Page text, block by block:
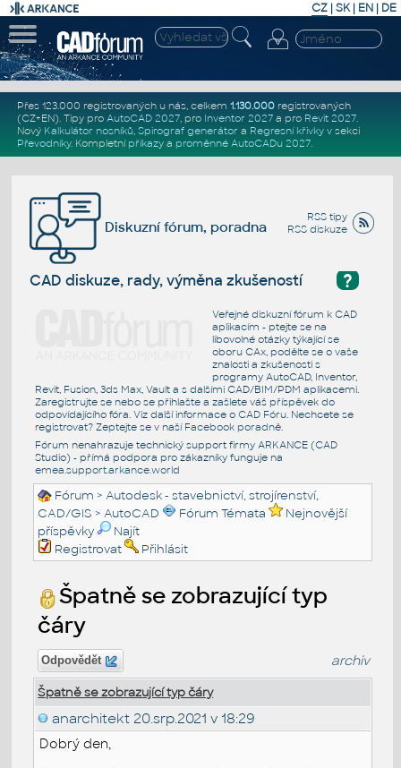
CZ | SK| EN | DE
Přes 123.000 registrovaných u nás, celkem 1.130.000registrovaných
(CZ+EN). Tipy pro AutoCAD 2027, pro Inventor 2027a pro Revit 2027.
Nový Kalkulátor nosníků, Spirograf generátor a Regresní křivkyv sekci
Převodníky. Kompletní příkazya proměnné AutoCADu 2027.
RSS tipy
RSS diskuze
Diskuzní fórum, poradna
?
CAD diskuze, rady, výměna zkušeností
Veřejné diskuzní fórum k CAD
aplikacím - ptejte se na
libovolné otázky týkající se
oboru CAx, podělte se o vaše
znalosti a zkušenosti s
programy AutoCAD, Inventor,
Revit, Fusion, 3ds Max, Vault a s dalšími CAD/BIM/PDM aplikacemi.
Zaregistrujte se nebo se přihlašte a zašlete váš příspěvek do
odpovídajícího fóra. Viz další informace o CAD Fóru. Nechcete se
registrovat? Zeptejte se v naší Facebook poradně.
Fórum nenahrazuje technický support firmy ARKANCE (CAD
Studio) - přímá podpora pro zákazníky funguje na
emea.support.arkance.world
Fórum >Autodesk - stavebnictví, strojírenství,
CAD/GIS >AutoCAD Fórum Témata
Nejnovější
příspěvky
Najít
Registrovat
Přihlásit
Špatně se zobrazující typ
čáry
Odpovědět archiv
Špatně se zobrazující typ čáry
anarchitekt 20.srp.2021 v 18:29
Dobrý den,